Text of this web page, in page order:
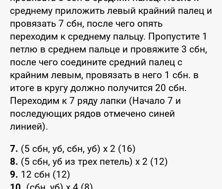
среднему приложить левый крайний палец и
провязать 7 сбн, после чего опять
переходим к среднему пальцу. Пропустите 1
петлю в среднем пальце и провяжите 3 сбн,
после чего соедините средний палец с
крайним левым, провязать в него 1 сбн. в
итоге в кругу должно получится 20 сбн.
Переходим к 7 ряду лапки (Начало 7 и
последующих рядов отмечено синей
линией).
7. (5 сбн, уб, сбн, уб) x 2 (16)
8. (5 сбн, уб из трех петель) x 2 (12)
9. 12 сбн (12)